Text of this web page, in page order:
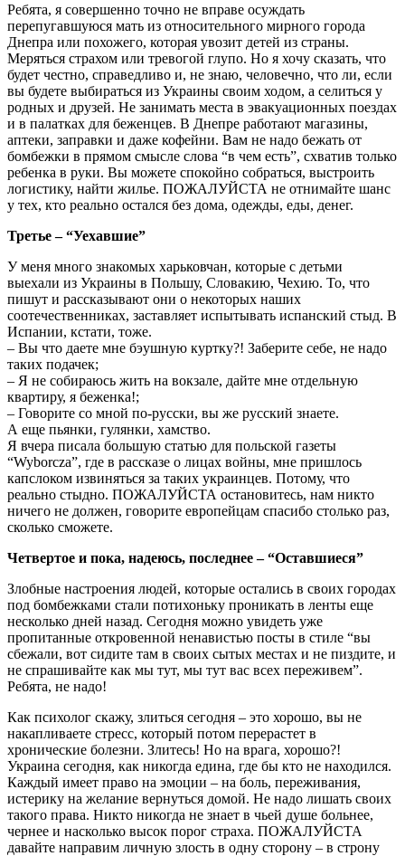
Ребята, я совершенно точно не вправе осуждать
перепугавшуюся мать из относительного мирного города
Днепра или похожего, которая увозит детей из страны.
Меряться страхом или тревогой глупо. Но я хочу сказать, что
будет честно, справедливо и, не знаю, человечно, что ли, если
вы будете выбираться из Украины своим ходом, а селиться у
родных и друзей. Не занимать места в эвакуационных поездах
и в палатках для беженцев. В Днепре работают магазины,
аптеки, заправки и даже кофейни. Вам не надо бежать от
бомбежки в прямом смысле слова “в чем есть”, схватив только
ребенка в руки. Вы можете спокойно собраться, выстроить
логистику, найти жилье. ПОЖАЛУЙСТА не отнимайте шанс
у тех, кто реально остался без дома, одежды, еды, денег.
Третье – “Уехавшие”
У меня много знакомых харьковчан, которые с детьми
выехали из Украины в Польшу, Словакию, Чехию. То, что
пишут и рассказывают они о некоторых наших
соотечественниках, заставляет испытывать испанский стыд. В
Испании, кстати, тоже.
– Вы что даете мне бэушную куртку?! Заберите себе, не надо
таких подачек;
– Я не собираюсь жить на вокзале, дайте мне отдельную
квартиру, я беженка!;
– Говорите со мной по-русски, вы же русский знаете.
А еще пьянки, гулянки, хамство.
Я вчера писала большую статью для польской газеты
“Wyborcza”, где в рассказе о лицах войны, мне пришлось
капслоком извиняться за таких украинцев. Потому, что
реально стыдно. ПОЖАЛУЙСТА остановитесь, нам никто
ничего не должен, говорите европейцам спасибо столько раз,
сколько сможете.
Четвертое и пока, надеюсь, последнее – “Оставшиеся”
Злобные настроения людей, которые остались в своих городах
под бомбежками стали потихоньку проникать в ленты еще
несколько дней назад. Сегодня можно увидеть уже
пропитанные откровенной ненавистью посты в стиле “вы
сбежали, вот сидите там в своих сытых местах и не пиздите, и
не спрашивайте как мы тут, мы тут вас всех переживем”.
Ребята, не надо!
Как психолог скажу, злиться сегодня – это хорошо, вы не
накапливаете стресс, который потом перерастет в
хронические болезни. Злитесь! Но на врага, хорошо?!
Украина сегодня, как никогда едина, где бы кто не находился.
Каждый имеет право на эмоции – на боль, переживания,
истерику на желание вернуться домой. Не надо лишать своих
такого права. Никто никогда не знает в чьей душе больнее,
чернее и насколько высок порог страха. ПОЖАЛУЙСТА
давайте направим личную злость в одну сторону – в строну